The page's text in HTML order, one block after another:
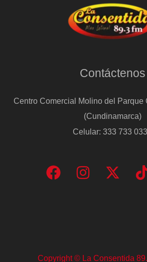
Contáctenos
Centro Comercial Molino del Parque
(Cundinamarca)
Celular: 333 733
Copyright © La Consentida